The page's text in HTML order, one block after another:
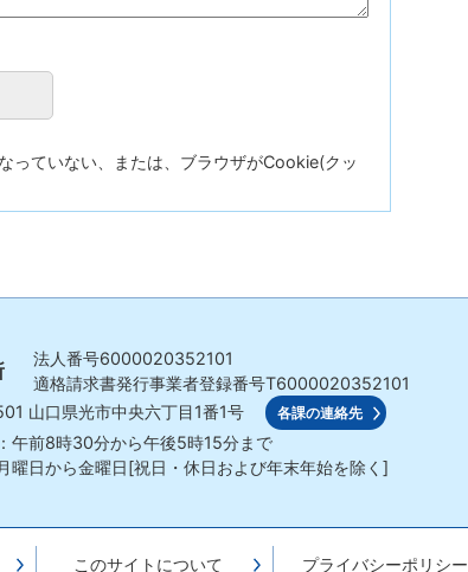
っていない、または、ブラウザがCookie(クッ
法人番号6000020352101
適格請求書発行事業者登録番号T6000020352101
山口県光市中央六丁目1番1号 各課の連絡先
午前8時30分から午後5時15分まで
曜日から金曜日[祝日・休日および年末年始を除く]
このサイトについて プライバシーポリシー